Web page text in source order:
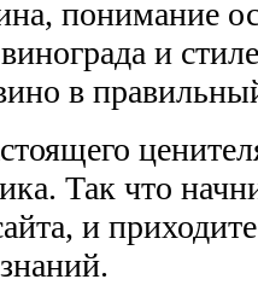
понимание
и
в
Так что
и